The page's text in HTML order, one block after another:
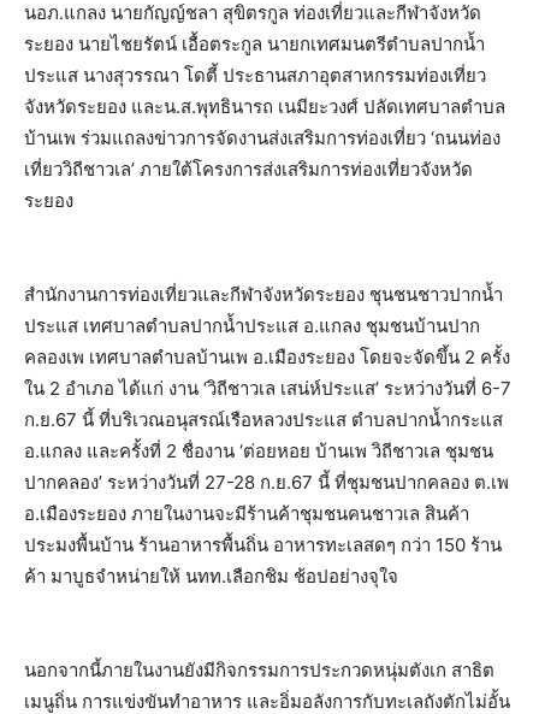
นอภ.แกลง นายกัญญ์ชลา สุขิตรกูล ท่องเที่ยวและกีฬาจังหวัด
ระยอง นายไชยรัตน์ เอื้อตระกูล นายกเทศมนตรีตำบลปากน้ำ
ประแส นางสุวรรณา โดตี้ ประธานสภาอุตสาหกรรมท่องเที่ยว
จังหวัดระยอง และน.ส.พุทธินารถ เนมียะวงศ์ ปลัดเทศบาลตำบล
บ้านเพ ร่วมแถลงข่าวการจัดงานส่งเสริมการท่องเที่ยว ‘ถนนท่อง
เที่ยววิถีชาวเล’ ภายใต้โครงการส่งเสริมการท่องเที่ยวจังหวัด
ระยอง
สำนักงานการท่องเที่ยวและกีฬาจังหวัดระยอง ชุนชนชาวปากน้ำ
ประแส เทศบาลตำบลปากน้ำประแส อ.แกลง ชุมชนบ้านปาก
คลองเพ เทศบาลตำบลบ้านเพ อ.เมืองระยอง โดยจะจัดขึ้น 2 ครั้ง
ใน 2 อำเภอ ได้แก่ งาน ‘วิถีชาวเล เสน่ห์ประแส’ ระหว่างวันที่ 6-7
ก.ย.67 นี้ ที่บริเวณอนุสรณ์เรือหลวงประแส ตำบลปากน้ำกระแส
อ.แกลง และครั้งที่ 2 ชื่องาน ‘ต่อยหอย บ้านเพ วิถีชาวเล ชุมชน
ปากคลอง’ ระหว่างวันที่ 27-28 ก.ย.67 นี้ ที่ชุมชนปากคลอง ต.เพ
อ.เมืองระยอง ภายในงานจะมีร้านค้าชุมชนคนชาวเล สินค้า
ประมงพื้นบ้าน ร้านอาหารพื้นถิ่น อาหารทะเลสดๆ กว่า 150 ร้าน
ค้า มาบูธจำหน่ายให้ นทท.เลือกชิม ช้อปอย่างจุใจ
นอกจากนี้ภายในงานยังมีกิจกรรมการประกวดหนุ่มตังเก สาธิต
เมนูถิ่น การแข่งขันทำอาหาร และอิ่มอลังการกับทะเลถังตักไม่อั้น